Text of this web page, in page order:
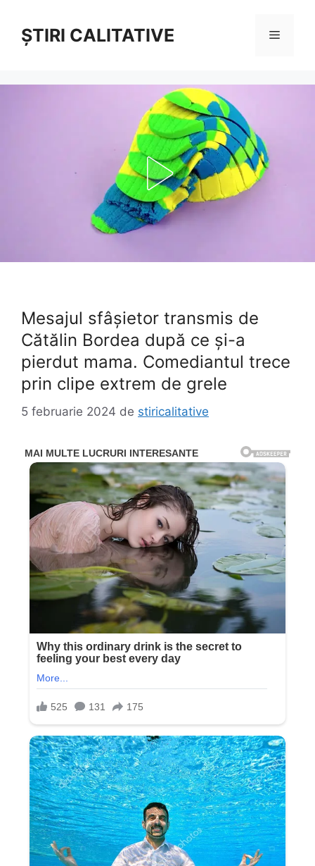
conținutȘTIRI CALITATIVE Meniu
Mesajul sfâșietor transmis de
Cătălin Bordea după ce și-a
pierdut mama. Comediantul trece
prin clipe extrem de grele
5 februarie 2024 de stiricalitative